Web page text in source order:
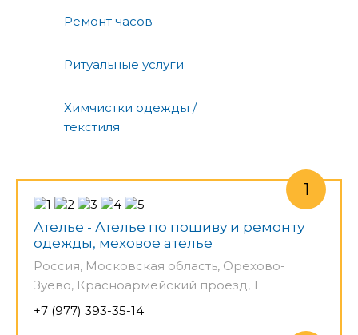
Ремонт часов
Ритуальные услуги
Химчистки одежды /
текстиля
Ателье - Ателье по пошиву и ремонту
одежды, меховое ателье
Россия, Московская область, Орехово-
Зуево, Красноармейский проезд, 1
+7 (977) 393-35-14